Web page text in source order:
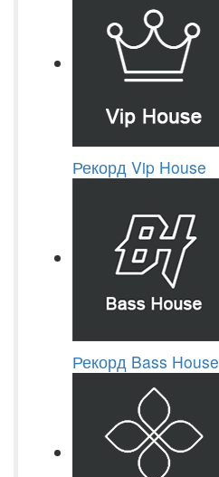
Рекорд Vip House
Рекорд Bass House